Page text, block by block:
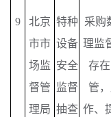
9
北京
市市
场监
督管
理局
特种
设备
安全
监督
抽查
采购
理监
存
管
作、